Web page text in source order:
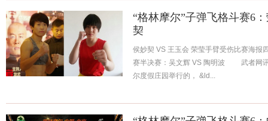
“格林摩尔”子弹飞格斗赛6
契
侯妙契 VS 王玉会 荣莹手臂受伤比赛海报
赛半决赛：吴文辉 VS 陶明波 武者网讯
尔度假庄园举行的， &ld...